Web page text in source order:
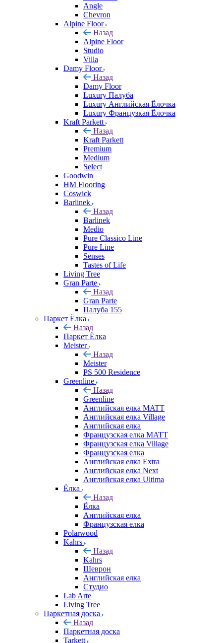
Angle
Chevron
Alpine Floor
Назад
Alpine Floor
Studio
Villa
Damy Floor
Назад
Damy Floor
Luxury Палуба
Luxury Английская Ёлочка
Luxury Французкая Ёлочка
Kraft Parkett
Назад
Kraft Parkett
Premium
Medium
Select
Goodwin
HM Flooring
Coswick
Barlinek
Назад
Barlinek
Medio
Pure Classico Line
Pure Line
Senses
Tastes of Life
Living Tree
Gran Parte
Назад
Gran Parte
Палуба 155
Паркет Ёлка
Назад
Паркет Ёлка
Meister
Назад
Meister
PS 500 Residence
Greenline
Назад
Greenline
Английская елка MATT
Английская елка Village
Английская елка
Французская елка MATT
Французская елка Village
Французская елка
Английская елка Extra
Английская елка Next
Английская елка Ultima
Ёлка
Назад
Ёлка
Английская елка
Французская елка
Polarwood
Kahrs
Назад
Kahrs
Шеврон
Английская елка
Студио
Lab Arte
Living Tree
Паркетная доска
Назад
Паркетная доска
Tarkett